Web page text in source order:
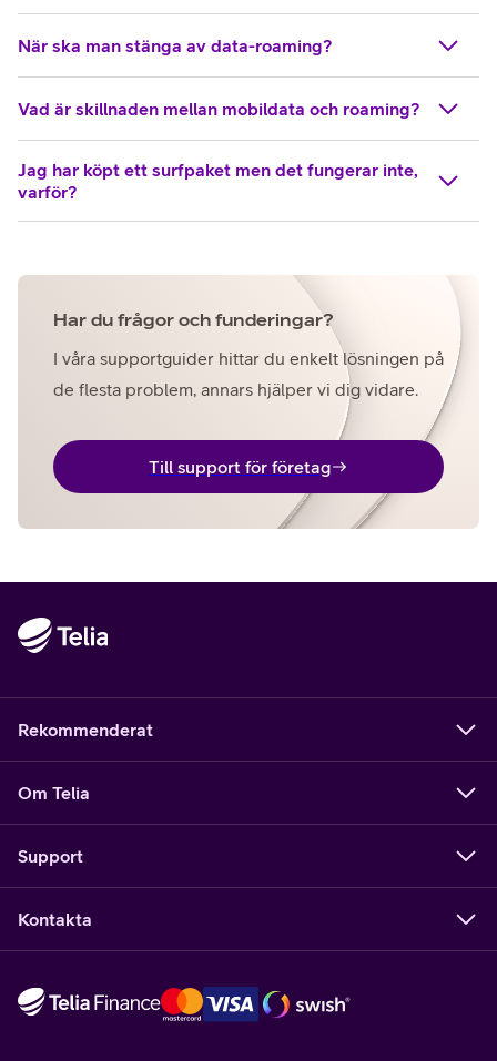
När ska man stänga av data-roaming?
Vad är skillnaden mellan mobildata och roaming?
Jag har köpt ett surfpaket men det fungerar inte,
varför?
Har du frågor och funderingar?
I våra supportguider hittar du enkelt lösningen på
de flesta problem, annars hjälper vi dig vidare.
Till support för företag
Rekommenderat
Om Telia
Support
Kontakta